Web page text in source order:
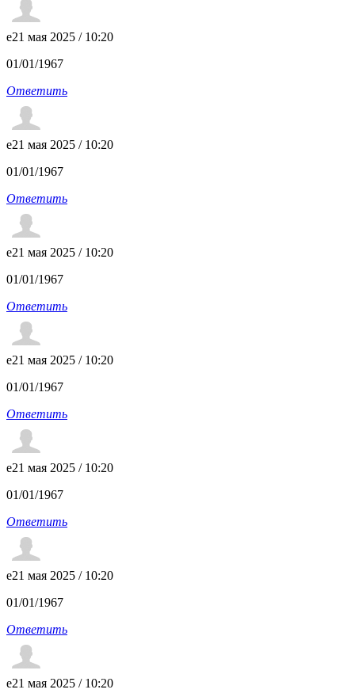
e21 мая 2025 / 10:20
01/01/1967
Ответить
e21 мая 2025 / 10:20
01/01/1967
Ответить
e21 мая 2025 / 10:20
01/01/1967
Ответить
e21 мая 2025 / 10:20
01/01/1967
Ответить
e21 мая 2025 / 10:20
01/01/1967
Ответить
e21 мая 2025 / 10:20
01/01/1967
Ответить
e21 мая 2025 / 10:20